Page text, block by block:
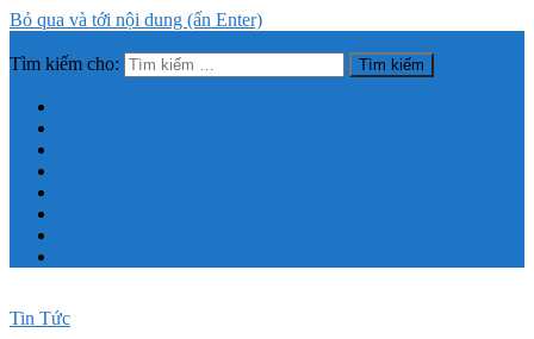
Bỏ qua và tới nội dung (ấn Enter)
Trang thông tin tổng hợp về sức khỏe, làm đẹp
Tìm kiếm cho:
Tin Tức